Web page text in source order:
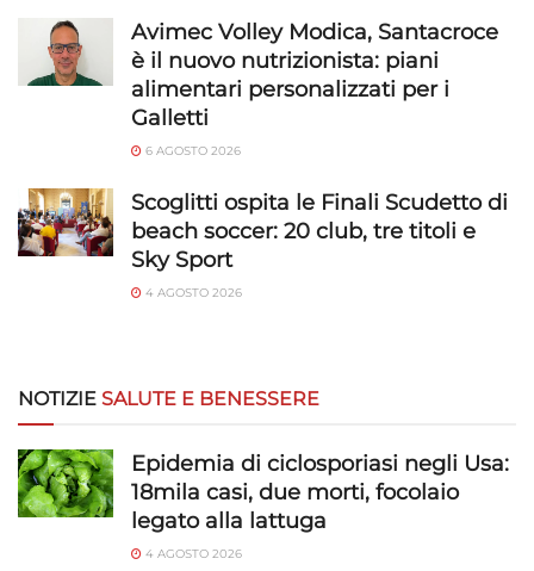
richieste attivamente.
Garantire la sicurezza, prevenire e
rilevare frodi, correggere errori, Erogare
e presentare pubblicità e contenuto,
Salvare e comunicare le scelte sulla
Avimec Volley Modica, Santacroce
è il nuovo nutrizionista: piani
alimentari personalizzati per i
Galletti
6 AGOSTO 2026
Scoglitti ospita le Finali Scudetto di
beach soccer: 20 club, tre titoli e
Sky Sport
4 AGOSTO 2026
NOTIZIE SALUTE E BENESSERE
Epidemia di ciclosporiasi negli Usa:
18mila casi, due morti, focolaio
legato alla lattuga
4 AGOSTO 2026